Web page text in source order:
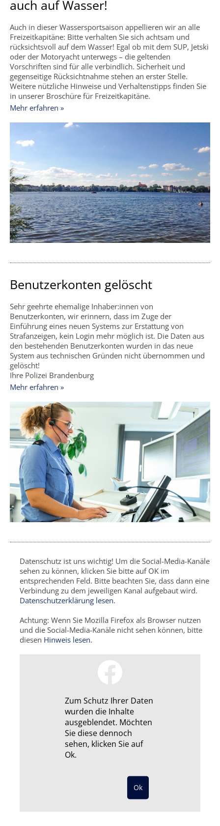
auch auf Wasser!
Auch in dieser Wassersportsaison appellieren wir an alle
Freizeitkapitäne: Bitte verhalten Sie sich achtsam und
rücksichtsvoll auf dem Wasser! Egal ob mit dem SUP, Jetski
oder der Motoryacht unterwegs – die geltenden
Vorschriften sind für alle verbindlich. Sicherheit und
gegenseitige Rücksichtnahme stehen an erster Stelle.
Weitere nützliche Hinweise und Verhaltenstipps finden Sie
in unserer Broschüre für Freizeitkapitäne.
Mehr erfahren »
Benutzerkonten gelöscht
Sehr geehrte ehemalige Inhaber:innen von
Benutzerkonten, wir erinnern, dass im Zuge der
Einführung eines neuen Systems zur Erstattung von
Strafanzeigen, kein Login mehr möglich ist. Die Daten aus
den bestehenden Benutzerkonten wurden in das neue
System aus technischen Gründen nicht übernommen und
gelöscht!
Ihre Polizei Brandenburg
Mehr erfahren »
Datenschutz ist uns wichtig! Um die Social-Media-Kanäle
sehen zu können, klicken Sie bitte auf OK im
entsprechenden Feld. Bitte beachten Sie, dass dann eine
Verbindung zu dem jeweiligen Kanal aufgebaut wird.
Datenschutzerklärung lesen.
Achtung: Wenn Sie Mozilla Firefox als Browser nutzen
und die Social-Media-Kanäle nicht sehen können, bitte
diesen Hinweis lesen.
Zum Schutz Ihrer Daten
wurden die Inhalte
ausgeblendet. Möchten
Sie diese dennoch
sehen, klicken Sie auf
Ok.